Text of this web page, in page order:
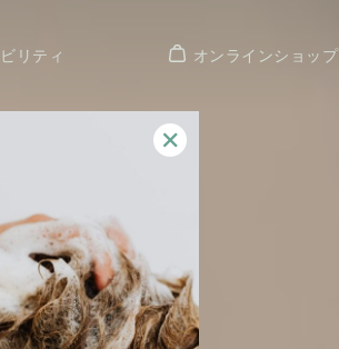
リティ オンラインショップ
✕